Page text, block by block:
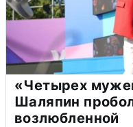
«Четырех
Шаляпин
возлюбленной